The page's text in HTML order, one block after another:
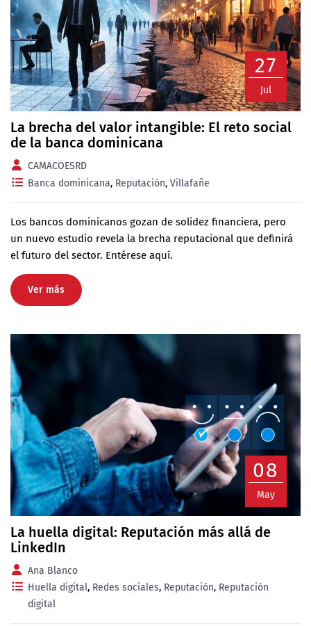
27
Jul
La brecha del valor intangible: El reto social
de la banca dominicana
CAMACOESRD
Banca dominicana, Reputación, Villafañe
Los bancos dominicanos gozan de solidez financiera, pero
un nuevo estudio revela la brecha reputacional que definirá
el futuro del sector. Entérese aquí.
Ver más
08
May
La huella digital: Reputación más allá de
LinkedIn
Ana Blanco
Huella digital, Redes sociales, Reputación, Reputación
digital